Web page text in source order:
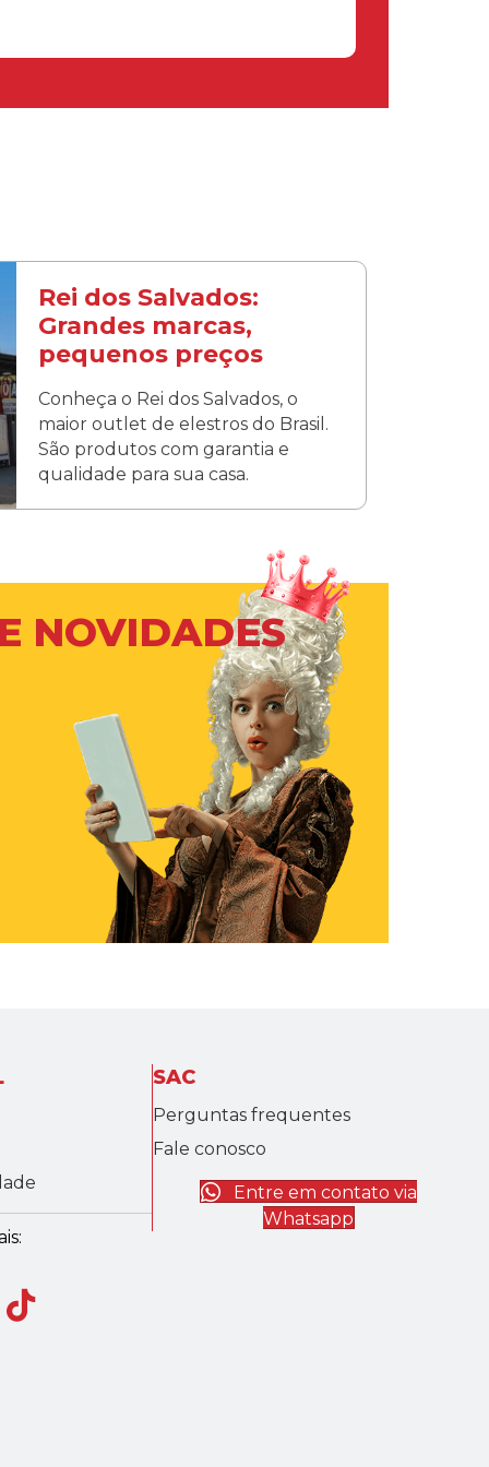
Rei dos Salvados:
Grandes marcas,
pequenos preços
Conheça o Rei dos Salvados, o
maior outlet de elestros do Brasil.
São produtos com garantia e
qualidade para sua casa.
NOVIDADES
SAC
Perguntas frequentes
Fale conosco
Entre em contato via
Whatsapp